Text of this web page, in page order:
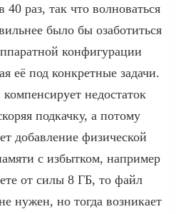
раз, так что волноваться
было бы озаботиться
конфигурации
её под конкретные задачи.
недостаток
подкачку, а потому
добавление физической
с избытком, например
от силы 8 ГБ, то файл
нужен, но тогда возникает